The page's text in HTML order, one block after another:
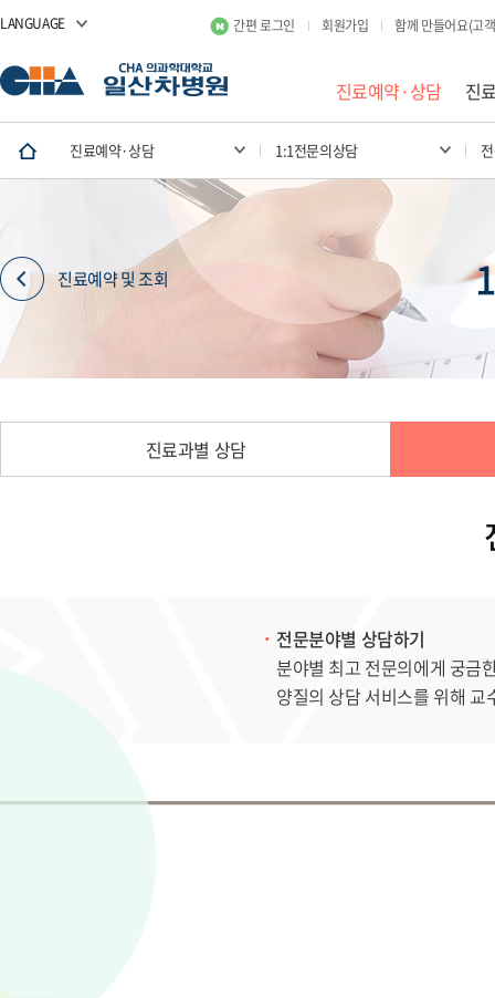
LANGUAGE 간편 로그인 회원가입 함께 만들어요(고
진료예약·상담 진
진료예약·상담 1:1전문의상담
진료예약 및 조회
진료과별 상담
전문분야별 상담하기
분야별 최고 전문의에게 궁금
양질의 상담 서비스를 위해